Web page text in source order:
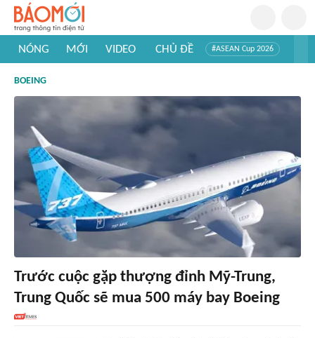
NÓNG MỚI VIDEO CHỦ ĐỀ #ASEAN Cup 2026
#Khám phá thế giới
BOEING
Trước cuộc gặp thượng đỉnh Mỹ-Trung,
Trung Quốc sẽ mua 500 máy bay Boeing